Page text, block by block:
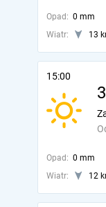
Opad: 0 mm
Wiatr:
13
15:00
Opad: 0 mm
Wiatr:
12